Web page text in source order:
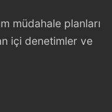
müdahale planları
içi denetimler ve